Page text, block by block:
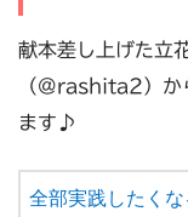
献本差し上げた立
（@rashita2）か
ます♪
全部実践したく